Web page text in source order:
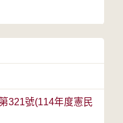
321號(114年度憲民